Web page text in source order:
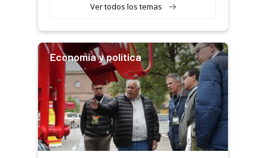
Ver todos los temas
Economía y política